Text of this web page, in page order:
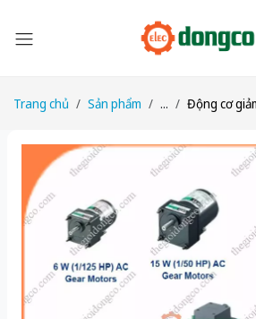
Trang chủ Sản phẩm ... Động cơ giảm tốc đảo chiều Oriental Motor